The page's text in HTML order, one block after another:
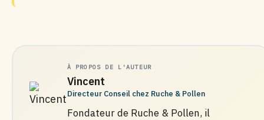
À PROPOS DE L'AUTEUR
Vincent
Directeur Conseil chez Ruche & Pollen
Fondateur de Ruche & Pollen, il